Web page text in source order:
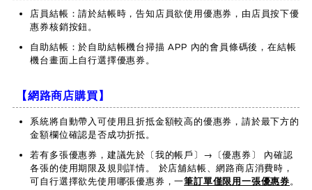
店員結帳：請於結帳時，告知店員欲使用優惠券，由店員按下優
惠券核銷按鈕。
自助結帳：於自助結帳機台掃描 APP 內的會員條碼後，在結帳
機台畫面上自行選擇優惠券。
【網路商店購買】
系統將自動帶入可使用且折抵金額較高的優惠券，請於最下方的
金額欄位確認是否成功折抵。
若有多張優惠券，建議先於〔我的帳戶〕→〔優惠券〕 內確認
各張的使用期限及規則詳情。 於店舖結帳、網路商店消費時，
可自行選擇欲先使用哪張優惠券，一筆訂單僅限用一張優惠券。